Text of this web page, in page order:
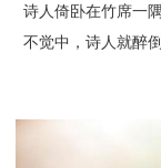
诗人倚卧在竹席一
不觉中，诗人就醉